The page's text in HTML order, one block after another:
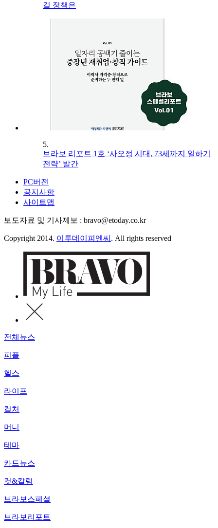
길 정책은
5.
브라보 리포트 1호 ‘사오정 시대, 73세까지 일하기
전략’ 발간
PC버전
공지사항
사이트맵
보도자료 및 기사제보 : bravo@etoday.co.kr
Copyright 2014. 이투데이피엔씨 . All rights reserved
전체뉴스
피플
헬스
라이프
컬처
머니
테마
카드뉴스
컷&칼럼
브라보스페셜
브라보리포트